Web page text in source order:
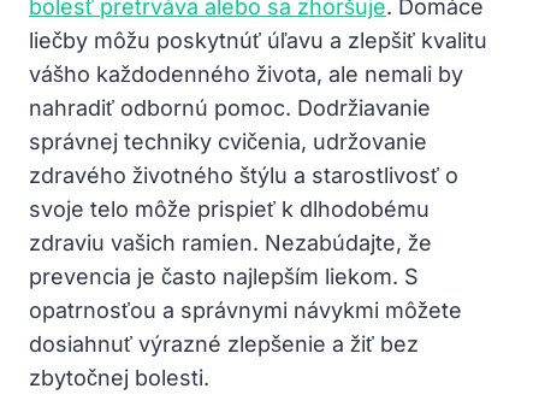
bolesť pretrváva alebo sa zhoršuje. Domáce
liečby môžu poskytnúť úľavu a zlepšiť kvalitu
vášho každodenného života, ale nemali by
nahradiť odbornú pomoc. Dodržiavanie
správnej techniky cvičenia, udržovanie
zdravého životného štýlu a starostlivosť o
svoje telo môže prispieť k dlhodobému
zdraviu vašich ramien. Nezabúdajte, že
prevencia je často najlepším liekom. S
opatrnosťou a správnymi návykmi môžete
dosiahnuť výrazné zlepšenie a žiť bez
zbytočnej bolesti.